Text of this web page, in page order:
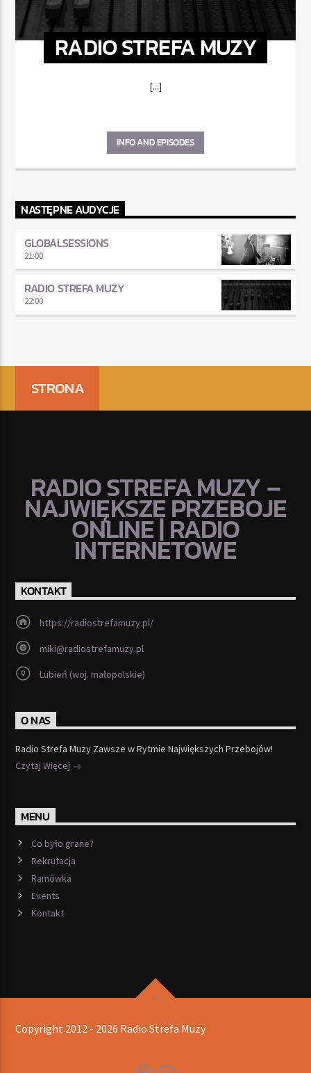
RADIO STREFA MUZY
[...]
INFO AND EPISODES
NASTĘPNE AUDYCJE
GLOBALSESSIONS
21:00
RADIO STREFA MUZY
22:00
STRONA
RADIO STREFA MUZY –
NAJWIĘKSZE PRZEBOJE
ONLINE | RADIO
INTERNETOWE
KONTAKT
https://radiostrefamuzy.pl/
miki@radiostrefamuzy.pl
Lubień (woj. małopolskie)
O NAS
Radio Strefa Muzy Zawsze w Rytmie Największych Przebojów!
Czytaj Więcej
MENU
Co było grane?
Rekrutacja
Ramówka
Events
Kontakt
Copyright 2012 - 2026 Radio Strefa Muzy